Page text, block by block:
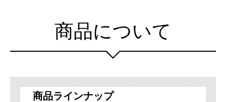
商品について
商品ラインナップ